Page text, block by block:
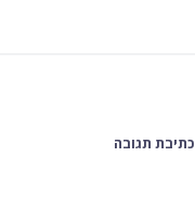
כתיבת תגובה